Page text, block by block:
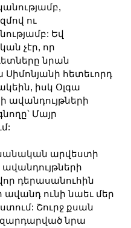
ու
Եվ
չէր, որ
նրան
հետեւորդ
իսկ Օլգա
ավանդույթների
Մայր
արվեստի
դերասանուհին
ավանդ ունի նաեւ մեր
Շուրջ քսան
զարդարված նրա